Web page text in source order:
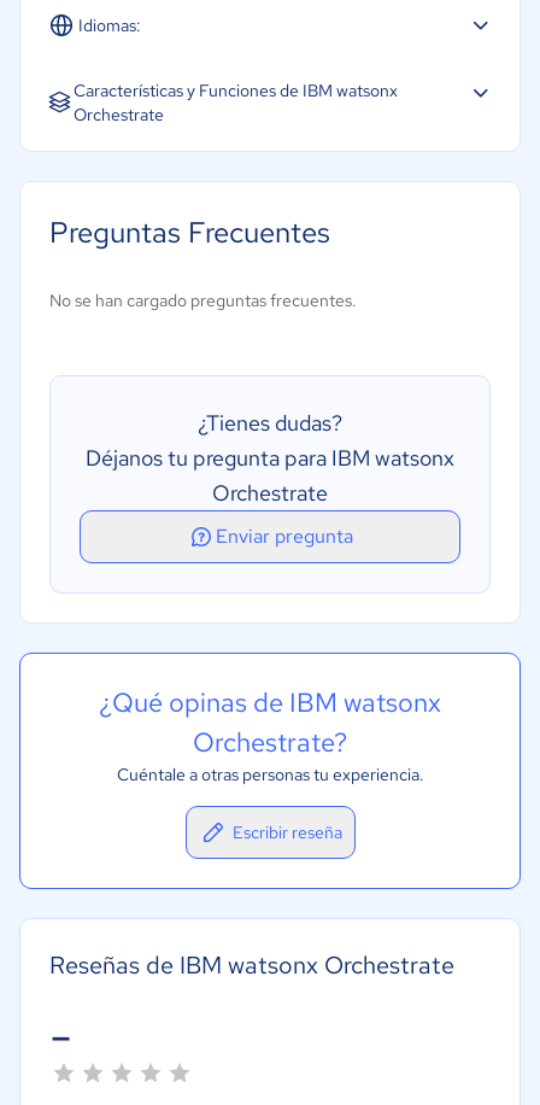
Idiomas:
Español Inglés Portugués
Características y Funciones de IBM watsonx
Orchestrate
Integración con sistemas empresariales
Preguntas Frecuentes
No se han cargado preguntas frecuentes.
¿Tienes dudas?
Déjanos tu pregunta para IBM watsonx
Orchestrate
Enviar pregunta
¿Qué opinas de IBM watsonx
Orchestrate?
Cuéntale a otras personas tu experiencia.
Escribir reseña
Reseñas de IBM watsonx Orchestrate
-